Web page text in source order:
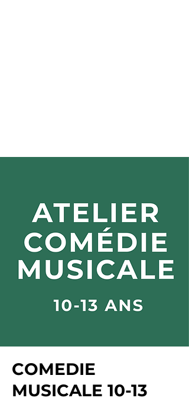
COMEDIE
MUSICALE 10-13